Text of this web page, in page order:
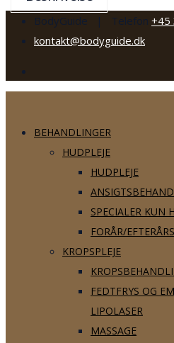
BodyGuide | Telefon +45
kontakt@bodyguide.dk
BEHANDLINGER
HUDPLEJE
HUDPLEJE
SPECIALER KUN
FORÅR/
KROPSPLEJE
FEDTFRYS OG
LIPOLASER
MASSAGE